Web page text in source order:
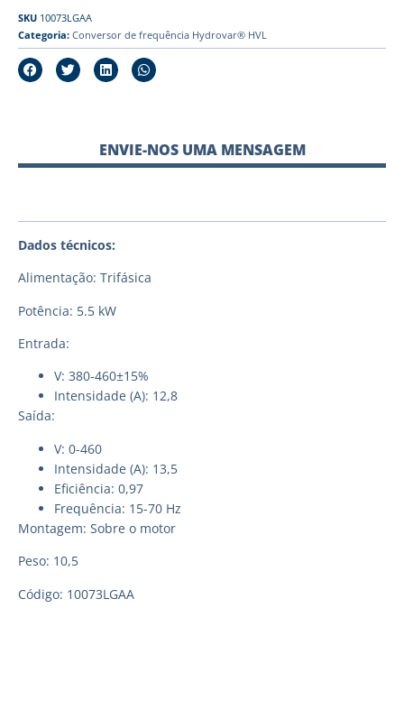
SKU 10073LGAA
Categoria: Conversor de frequência Hydrovar® HVL
ENVIE-NOS UMA MENSAGEM
Dados técnicos:
Alimentação: Trifásica
Potência: 5.5 kW
Entrada:
V: 380-460±15%
Intensidade (A): 12,8
Saída:
V: 0-460
Intensidade (A): 13,5
Eficiência: 0,97
Frequência: 15-70 Hz
Montagem: Sobre o motor
Peso: 10,5
Código: 10073LGAA